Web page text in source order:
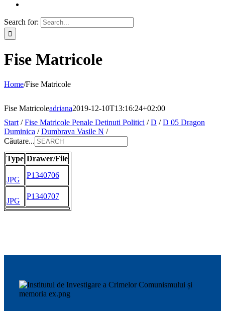
Search for:
Fise Matricole
Home/Fise Matricole
Fise Matricoleadriana2019-12-10T13:16:24+02:00
Start /Fise Matricole Penale Detinuti Politici /D /D 05 Dragon
Duminica /Dumbrava Vasile N /
Căutare...
Type Drawer/File
JPG
P1340706
JPG
P1340707